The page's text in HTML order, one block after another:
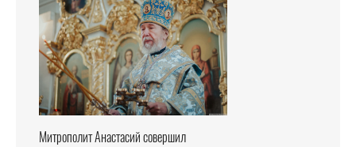
Митрополит Анастасий совершил